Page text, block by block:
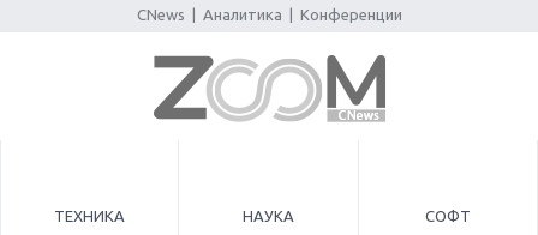
CNews Аналитика Конференции
ТЕХНИКА НАУКА СОФТ